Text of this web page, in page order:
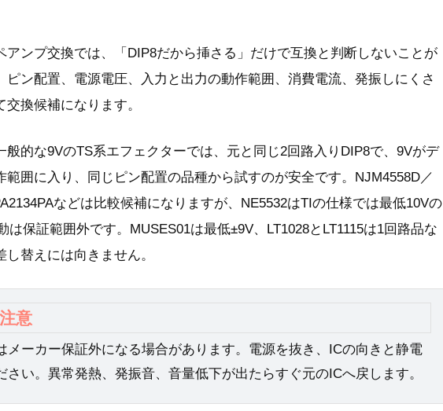
アンプ交換では、「DIP8だから挿さる」だけで互換と判断しないことが
ピン配置、電源電圧、入力と出力の動作範囲、消費電流、発振しにくさ
換候補になります。
般的な9VのTS系エフェクターでは、元と同じ2回路入りDIP8で、9Vがデ
範囲に入り、同じピン配置の品種から試すのが安全です。NJM4558D／
などは比較候補になりますが、NE5532はTIの仕様では最低10Vの
は保証範囲外です。MUSES01は最低±9V、LT1028とLT1115は1回路品な
替えには向きません。
意
メーカー保証外になる場合があります。電源を抜き、ICの向きと静電
さい。異常発熱、発振音、音量低下が出たらすぐ元のICへ戻します。